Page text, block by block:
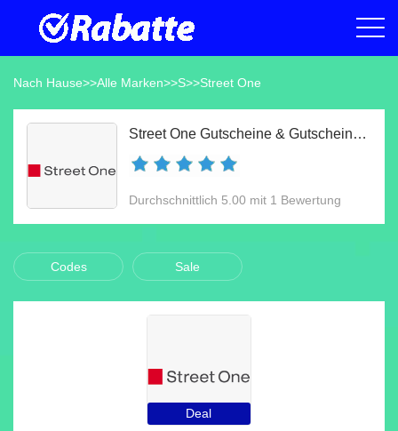
Nach Hause>>Alle Marken>>S>>Street One
Street One Gutscheine & Gutscheincodes Aug 2026
Durchschnittlich 5.00 mit 1 Bewertung
Codes Sale
Deal